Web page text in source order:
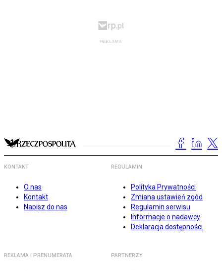
KONTAKT
O nas
Kontakt
Napisz do nas
REGULAMIN
Polityka Prywatności
Zmiana ustawień zgód
Regulamin serwisu
Informacje o nadawcy
Deklaracja dostępności
REKLAMA I PRENUMERATA PARTNERZY